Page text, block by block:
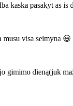
kaska pasakyt as
musu visa seimyna 😃
gimimo dieną(juk